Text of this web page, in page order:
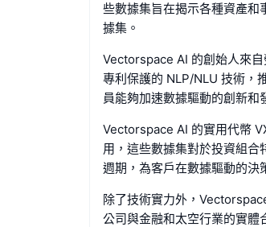
些數據集旨在揭示各種資產和
據集。
Vectorspace AI 的創始人來
專利保護的 NLP/NLU 技術，
員能夠加速數據驅動的創新和
Vectorspace AI 的實用代幣
用，這些數據集對於投資組
週期，為客戶在數據驅動的決
除了技術實力外，
公司與金融和太空行業的實體